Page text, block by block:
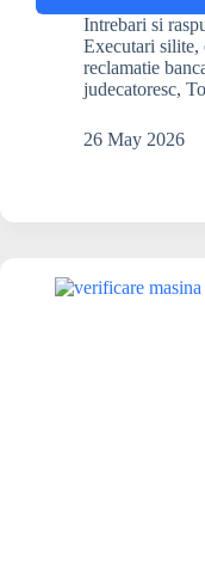
aflu
dacă
o
sub
Intrebari si
Executari silite,
reclamatie
judecatoresc,
26 May 2026